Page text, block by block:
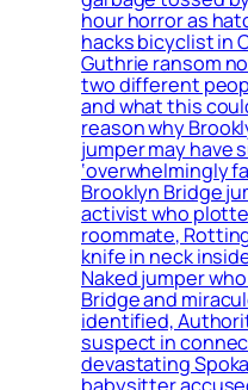
hour horror as
hacks bicyclist in
Guthrie ransom
two different
and what this
reason why
jumper may have
‘overwhelmingly
Brooklyn Bridge
activist who
roommate,
knife in neck
Naked jumper
Bridge and
identified,
suspect in
devastating